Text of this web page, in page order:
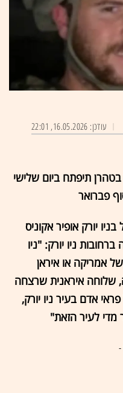
עודכן: 16.05.2026, 22:01
בטהרן תיפתח ביום שלישי
פברואר
בניו יורק אופיר אקוניס
ניו יורק: "ניו
אמריקה או איראן
שלוחה איראנית שרצחה
אדם בעיר ניו יורק,
מדי לעיר הזאת"
-